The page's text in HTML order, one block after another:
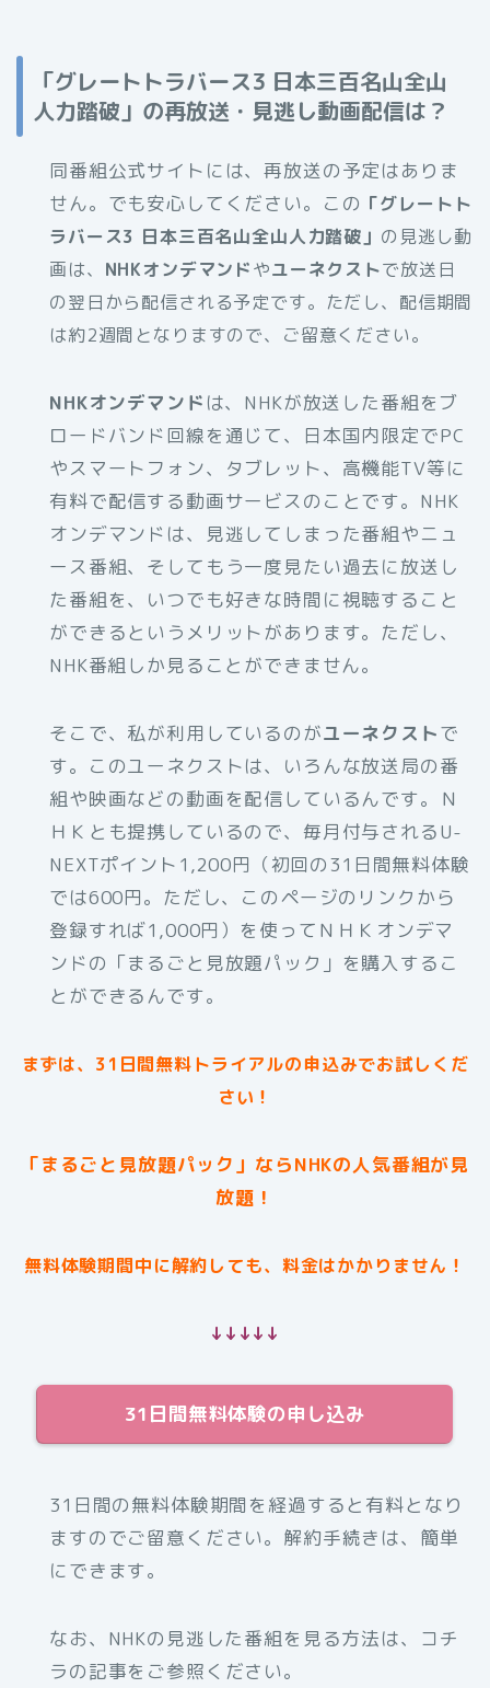
「グレートトラバース3 日本三百名山全山
人力踏破 」の再放送・見逃し動画配信は？
同番組公式サイトには、再放送の予定はありま
せん。でも安心してください。この 「グレートト
ラバース3 日本三百名山全山人力踏破 」 の見逃し動
画は、 NHKオンデマンドやユーネクストで放送日
の翌日から配信される予定です。ただし、配信期間
は約2週間となりますので、ご留意ください。
NHKオンデマンド は、NHKが放送した番組をブ
ロードバンド回線を通じて、日本国内限定でPC
やスマートフォン、タブレット、高機能TV等に
有料で配信する動画サービスのことです。NHK
オンデマンドは、見逃してしまった番組やニュ
ース番組、そしてもう一度見たい過去に放送し
た番組を、いつでも好きな時間に視聴すること
ができるというメリットがあります。ただし、
NHK番組しか見ることができません。
そこで、私が利用しているのがユーネクストで
す。このユーネクストは、いろんな放送局の番
組や映画などの動画を配信しているんです。Ｎ
ＨＫとも提携しているので、毎月付与されるU-
NEXTポイント1,200円（初回の31日間無料体験
では600円。ただし、このページのリンクから
登録すれば1,000円）を使ってＮＨＫオンデマ
ンドの「まるごと見放題パック」を購入するこ
とができるんです。
まずは、31日間無料トライアルの申込みでお試しくだ
さい！
「まるごと見放題パック」ならNHKの人気番組が見
放題！
無料体験期間中に解約しても、料金はかかりません！
↓↓↓↓↓
31日間無料体験の申し込み
31日間の無料体験期間を経過すると有料となり
ますのでご留意ください。解約手続きは、簡単
にできます。
なお、NHKの見逃した番組を見る方法は、コチ
ラの記事をご参照ください。